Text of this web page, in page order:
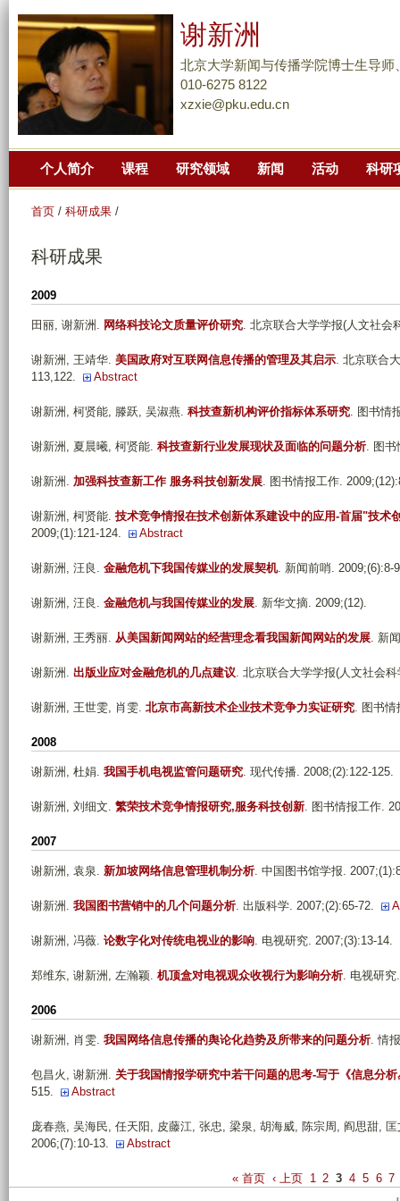
到
主
要
谢新洲
北京大学新闻与传播学院博士生导师
010-6275 8122
xzxie@pku.edu.cn
个人简介 课程 研究领域 新闻 活动 科研
首页 / 科研成果 /
科研成果
2009
田丽, 谢新洲 . 网络科技论文质量评价研究. 北京联合大学学报(人文社会
谢新洲, 王靖华. 美国政府对互联网信息传播的管理及其启示. 北京联合
113,122.
Abstract
谢新洲, 柯贤能, 滕跃, 吴淑燕. 科技查新机构评价指标体系研究. 图书情
谢新洲, 夏晨曦, 柯贤能. 科技查新行业发展现状及面临的问题分析. 图书
谢新洲 . 加强科技查新工作 服务科技创新发展. 图书情报工作.
谢新洲, 柯贤能. 技术竞争情报在技术创新体系建设中的应用-首届"技术
2009;(1):121-124.
Abstract
谢新洲, 汪良 . 金融危机下我国传媒业的发展契机. 新闻前哨. 2009;(6):8-
谢新洲, 汪良 . 金融危机与我国传媒业的发展. 新华文摘. 2009;(12).
谢新洲, 王秀丽. 从美国新闻网站的经营理念看我国新闻网站的发展. 新
谢新洲 . 出版业应对金融危机的几点建议. 北京联合大学学报(人文社会
谢新洲, 王世雯, 肖雯. 北京市高新技术企业技术竞争力实证研究. 图书情
2008
谢新洲, 杜娟. 我国手机电视监管问题研究. 现代传播. 2008;(2):122-125.
谢新洲, 刘细文. 繁荣技术竞争情报研究,服务科技创新. 图书情报工作.
2007
谢新洲, 袁泉. 新加坡网络信息管理机制分析. 中国图书馆学报.
谢新洲 . 我国图书营销中的几个问题分析. 出版科学. 2007;(2):65-72.
谢新洲, 冯薇. 论数字化对传统电视业的影响. 电视研究. 2007;(3):13-14.
郑维东, 谢新洲, 左瀚颖. 机顶盒对电视观众收视行为影响分析. 电视研究
2006
谢新洲, 肖雯. 我国网络信息传播的舆论化趋势及所带来的问题分析. 情
包昌火, 谢新洲 . 关于我国情报学研究中若干问题的思考-写于《信息分
515.
Abstract
庞春燕, 吴海民, 任天阳, 皮藤江, 张忠, 梁泉, 胡海威, 陈宗周, 阎思甜,
2006;(7):10-13.
Abstract
« 首页 ‹ 上页 1 2 3 4 5 6 7